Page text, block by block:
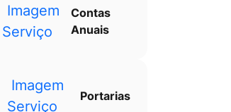
Contas
Anuais
Portarias